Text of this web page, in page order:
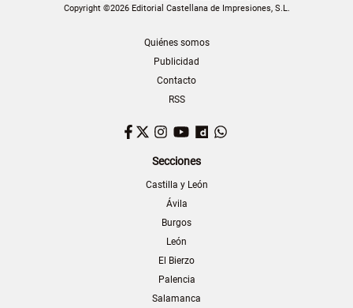
Copyright ©2026 Editorial Castellana de Impresiones, S.L.
Quiénes somos
Publicidad
Contacto
RSS
Facebook
TwitterInstagram
YouTubeDailymotion
Secciones
Castilla y León
Ávila
Burgos
León
El Bierzo
Palencia
Salamanca